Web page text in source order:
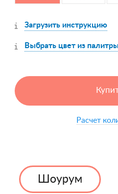
Загрузить инструкцию
Выбрать цвет из палитры
Расчет
Шоурум